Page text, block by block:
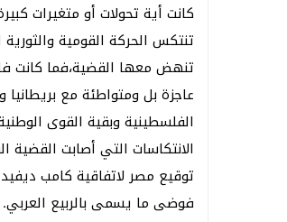
كانت أية تحولات أو متغيرات
تنتكس الحركة القومية
عاجزة بل ومتواطئة مع
الفلسطينية وبقية القوى
الانتكاسات التي أصابت القضية
توقيع مصر لاتفاقية كامب ديفيد
فوضى ما يسمى بالربيع العربي.